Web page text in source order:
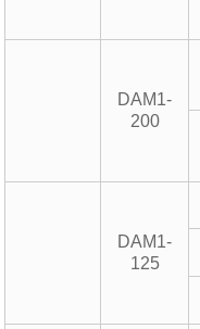
DAM1-
200
DAM1-
125